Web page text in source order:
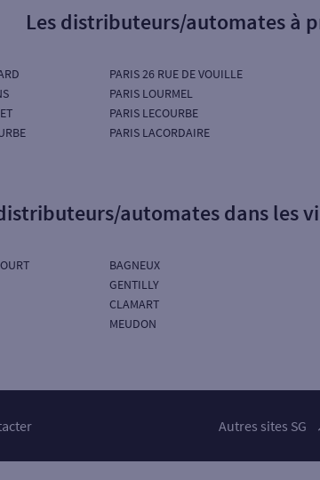
Les distributeurs/automates à
PARIS 26 RUE DE VOUILLE
PARIS LOURMEL
PARIS LECOURBE
PARIS LACORDAIRE
automates dans les
BAGNEUX
GENTILLY
CLAMART
MEUDON
Autres sites SG